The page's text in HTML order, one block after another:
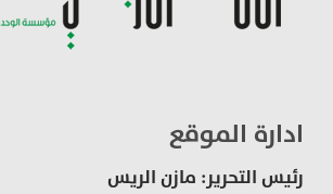
ادارة الموقع
رئيس التحرير: مازن الريس